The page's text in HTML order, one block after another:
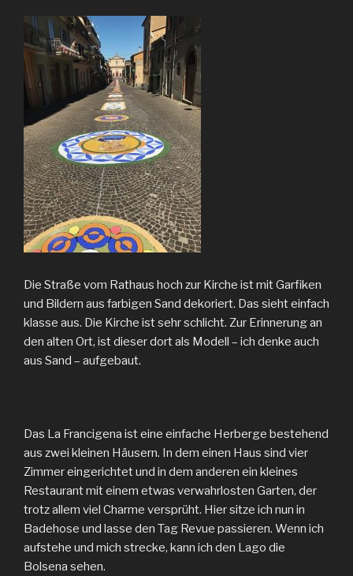
Die Straße vom Rathaus hoch zur Kirche ist mit Garfiken
und Bildern aus farbigen Sand dekoriert. Das sieht einfach
klasse aus. Die Kirche ist sehr schlicht. Zur Erinnerung an
den alten Ort, ist dieser dort als Modell – ich denke auch
aus Sand – aufgebaut.
Das La Francigena ist eine einfache Herberge bestehend
aus zwei kleinen Häusern. In dem einen Haus sind vier
Zimmer eingerichtet und in dem anderen ein kleines
Restaurant mit einem etwas verwahrlosten Garten, der
trotz allem viel Charme versprüht. Hier sitze ich nun in
Badehose und lasse den Tag Revue passieren. Wenn ich
aufstehe und mich strecke, kann ich den Lago die
Bolsena sehen.